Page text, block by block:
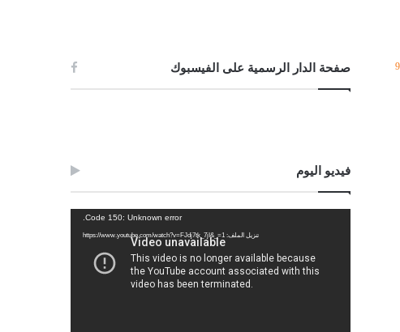
صفحة الدار الرسمية على الفيسبوك
فيديو اليوم
Code 150: Unknown error.
تنزيل الملف: https://www.youtube.com/watch?v=FJdj7tk_7jI&_=1